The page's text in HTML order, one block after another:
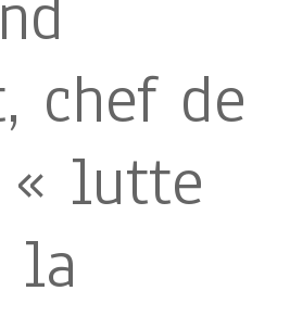
chef de
lutte
la